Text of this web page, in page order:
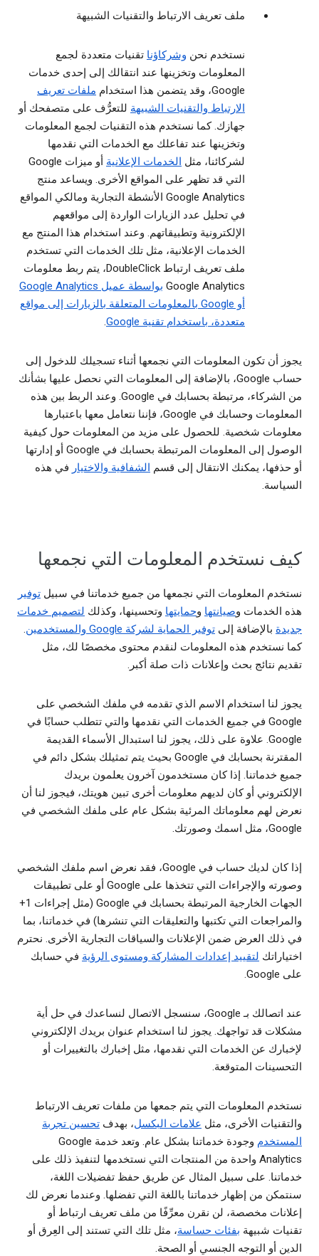
ملف تعريف الارتباط والتقنيات الشبيهة
نستخدم نحن وشركاؤنا تقنيات متعددة لجمع
المعلومات وتخزينها عند انتقالك إلى إحدى خدمات
Google، وقد يتضمن هذا استخدام
ملفات تعريف
الارتباط والتقنيات الشبيهة للتعرُّف على متصفحك أو
جهازك. كما نستخدم هذه التقنيات لجمع المعلومات
وتخزينها عند تفاعلك مع الخدمات التي نقدمها
لشركائنا، مثل الخدمات الإعلانية
أو ميزات Google
التي قد تظهر على المواقع الأخرى. ويساعد منتج
Google Analytics الأنشطة التجارية ومالكي المواقع
في تحليل عدد الزيارات الواردة إلى مواقعهم
الإلكترونية وتطبيقاتهم. وعند استخدام هذا المنتج مع
الخدمات الإعلانية، مثل تلك الخدمات التي تستخدم
ملف تعريف ارتباط DoubleClick، يتم ربط معلومات
Google Analytics
بواسطة عميل Google Analytics
أو Google بالمعلومات المتعلقة بالزيارات إلى مواقع
متعددة، باستخدام تقنية Google
.
يجوز أن تكون المعلومات التي نجمعها أثناء تسجيلك للدخول إلى
حساب Google، بالإضافة إلى المعلومات التي نحصل عليها بشأنك
من الشركاء، مرتبطة بحسابك في Google. وعند الربط بين هذه
المعلومات وحسابك في Google، فإننا نتعامل معها باعتبارها
معلومات شخصية. للحصول على مزيد من المعلومات حول كيفية
الوصول إلى المعلومات المرتبطة بحسابك في Google أو إدارتها
أو حذفها، يمكنك الانتقال إلى قسم الشفافية والاختيار في هذه
السياسة.
كيف نستخدم المعلومات التي نجمعها
نستخدم المعلومات التي نجمعها من جميع خدماتنا في سبيل توفير
هذه الخدمات وصيانتها وحمايتها وتحسينها، وكذلك لتصميم خدمات
جديدة بالإضافة إلى توفير الحماية لشركة Google والمستخدمين
.
كما نستخدم هذه المعلومات لنقدم محتوى مخصصًا لك، مثل
تقديم نتائج بحث وإعلانات ذات صلة أكبر.
يجوز لنا استخدام الاسم الذي تقدمه في ملفك الشخصي على
Google في جميع الخدمات التي نقدمها والتي تتطلب حسابًا في
Google. علاوة على ذلك، يجوز لنا استبدال الأسماء القديمة
المقترنة بحسابك في Google بحيث يتم تمثيلك بشكل دائم في
جميع خدماتنا. إذا كان مستخدمون آخرون يعلمون بريدك
الإلكتروني أو كان لديهم معلومات أخرى تبين هويتك، فيجوز لنا أن
نعرض لهم معلوماتك المرئية بشكل عام على ملفك الشخصي في
Google، مثل اسمك وصورتك.
إذا كان لديك حساب في Google، فقد نعرض اسم ملفك الشخصي
وصورته والإجراءات التي تتخذها على Google أو على تطبيقات
الجهات الخارجية المرتبطة بحسابك في Google (مثل إجراءات 1+
والمراجعات التي تكتبها والتعليقات التي تنشرها) في خدماتنا، بما
في ذلك العرض ضمن الإعلانات والسياقات التجارية الأخرى. نحترم
اختياراتك لتقييد إعدادات المشاركة ومستوى الرؤية في حسابك
على Google.
عند اتصالك بـ Google، سنسجل الاتصال لنساعدك في حل أية
مشكلات قد تواجهك. يجوز لنا استخدام عنوان بريدك الإلكتروني
لإخبارك عن الخدمات التي نقدمها، مثل إخبارك بالتغييرات أو
التحسينات المتوقعة.
نستخدم المعلومات التي يتم جمعها من ملفات تعريف الارتباط
والتقنيات الأخرى، مثل علامات البكسل، بهدف تحسين تجربة
المستخدم
وجودة خدماتنا بشكل عام. وتعد خدمة Google
Analytics واحدة من المنتجات التي نستخدمها لتنفيذ ذلك على
خدماتنا. على سبيل المثال عن طريق حفظ تفضيلات اللغة،
سنتمكن من إظهار خدماتنا باللغة التي تفضلها. وعندما نعرض لك
إعلانات مخصصة، لن نقرن معرِّفًا من ملف تعريف ارتباط أو
تقنيات شبيهة بفئات حساسة، مثل تلك التي تستند إلى العِرق أو
الدين أو التوجه الجنسي أو الصحة.